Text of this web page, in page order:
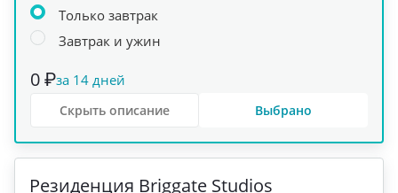
Только завтрак
Завтрак и ужин
0 ₽за 14 дней
Выбрано
Скрыть описание
Рeзиденция Briggate Studios